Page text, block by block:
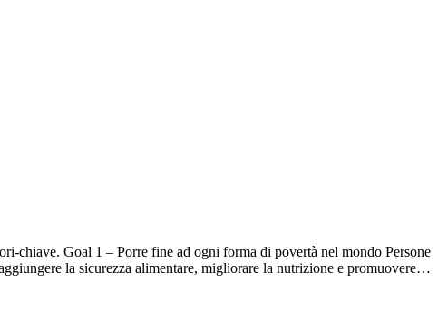
chiave. Goal 1 – Porre fine ad ogni forma di povertà nel mondo Persone
la sicurezza alimentare, migliorare la nutrizione e promuovere…